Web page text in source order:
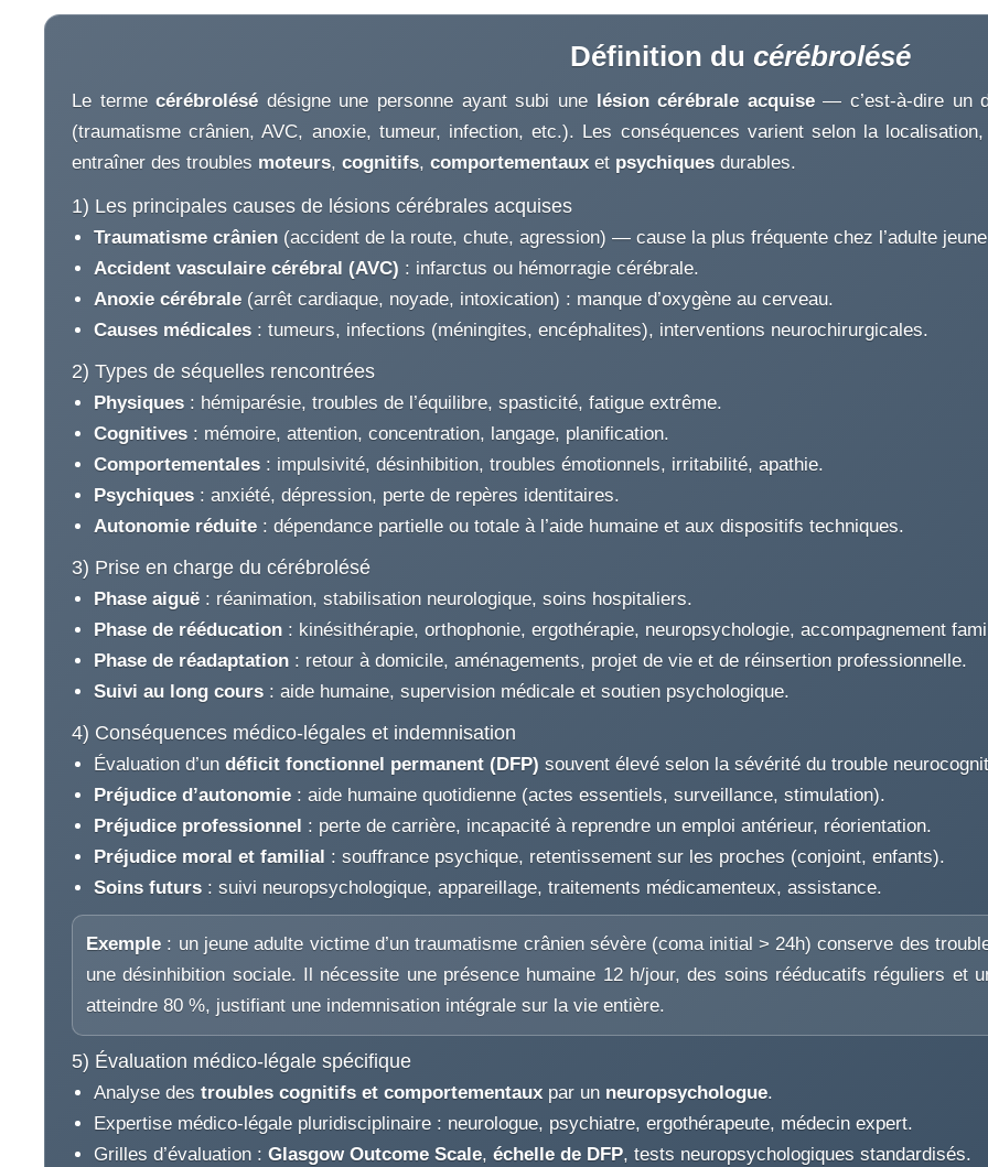
Définition du cérébrolésé
Le termecérébrolésé désigne une personne ayant subi une lésion cérébrale acquise— c’est-à-dire un
(traumatisme crânien, AVC, anoxie, tumeur, infection, etc.). Les conséquences varient selon la
entraîner des troubles moteurs, cognitifs, comportementaux et psychiques durables.
1) Les principales causes de lésions cérébrales acquises
Traumatisme crânien (accident de la route, chute, agression) — cause la plus fréquente chez l’adulte
Accident vasculaire cérébral (AVC) : infarctus ou hémorragie cérébrale.
Anoxie cérébrale (arrêt cardiaque, noyade, intoxication) : manque d’oxygène au cerveau.
Causes médicales : tumeurs, infections (méningites, encéphalites), interventions neurochirurgicales.
2) Types de séquelles rencontrées
Physiques : hémiparésie, troubles de l’équilibre, spasticité, fatigue extrême.
Cognitives : mémoire, attention, concentration, langage, planification.
Comportementales : impulsivité, désinhibition, troubles émotionnels, irritabilité, apathie.
Psychiques : anxiété, dépression, perte de repères identitaires.
Autonomie réduite : dépendance partielle ou totale à l’aide humaine et aux dispositifs techniques.
3) Prise en charge du cérébrolésé
Phase aiguë : réanimation, stabilisation neurologique, soins hospitaliers.
Phase de rééducation : kinésithérapie, orthophonie, ergothérapie, neuropsychologie, accompagnement
Phase de réadaptation : retour à domicile, aménagements, projet de vie et de réinsertion professionnelle.
Suivi au long cours : aide humaine, supervision médicale et soutien psychologique.
4) Conséquences médico-légales et indemnisation
Évaluation d’un déficit fonctionnel permanent (DFP) souvent élevé selon la sévérité du trouble
Préjudice d’autonomie : aide humaine quotidienne (actes essentiels, surveillance, stimulation).
Préjudice professionnel : perte de carrière, incapacité à reprendre un emploi antérieur, réorientation.
Préjudice moral et familial : souffrance psychique, retentissement sur les proches (conjoint, enfants).
Soins futurs : suivi neuropsychologique, appareillage, traitements médicamenteux, assistance.
Exemple : un jeune adulte victime d’un traumatisme crânien sévère (coma initial > 24h) conserve des
une désinhibition sociale. Il nécessite une présence humaine 12 h/jour, des soins rééducatifs réguliers et
atteindre 80 %, justifiant une indemnisation intégrale sur la vie entière.
5) Évaluation médico-légale spécifique
Analyse des troubles cognitifs et comportementaux par un neuropsychologue.
Expertise médico-légale pluridisciplinaire : neurologue, psychiatre, ergothérapeute, médecin expert.
Grilles d’évaluation : Glasgow Outcome Scale, échelle de DFP, tests neuropsychologiques standardisés.